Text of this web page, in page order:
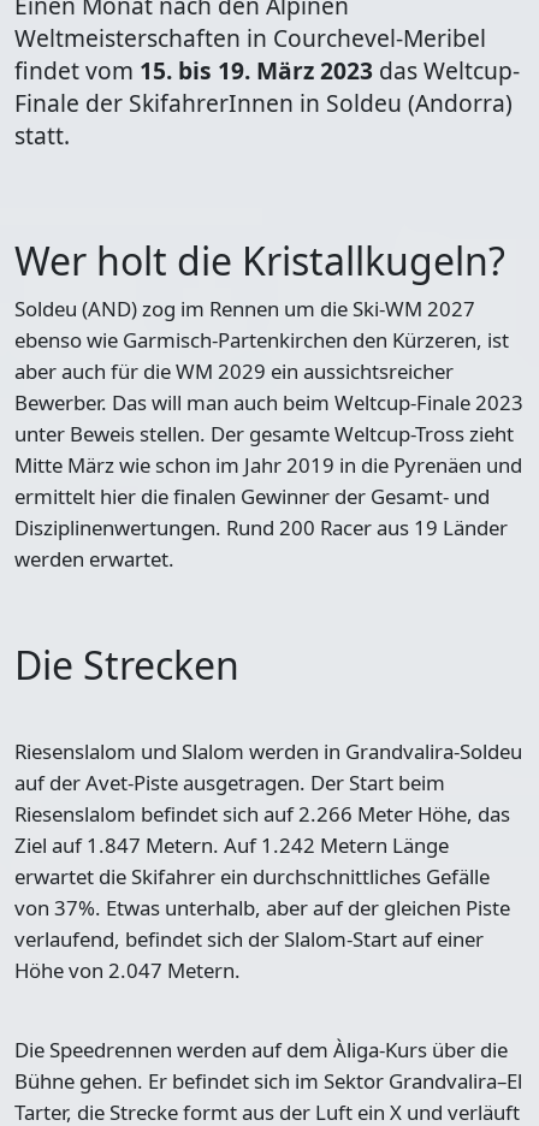
Weltmeisterschaften in Courchevel-Meribel
findet vom 15. bis 19. März 2023 das Weltcup-
Finale der SkifahrerInnen in Soldeu (Andorra)
statt.
Wer holt die Kristallkugeln?
Soldeu (AND) zog im Rennen um die Ski-WM 2027
ebenso wie Garmisch-Partenkirchen den Kürzeren, ist
aber auch für die WM 2029 ein aussichtsreicher
Bewerber. Das will man auch beim Weltcup-Finale 2023
unter Beweis stellen. Der gesamte Weltcup-Tross zieht
Mitte März wie schon im Jahr 2019 in die Pyrenäen und
ermittelt hier die finalen Gewinner der Gesamt- und
Disziplinenwertungen. Rund 200 Racer aus 19 Länder
werden erwartet.
Die Strecken
Riesenslalom und Slalom werden in Grandvalira-Soldeu
auf der Avet-Piste ausgetragen. Der Start beim
Riesenslalom befindet sich auf 2.266 Meter Höhe, das
Ziel auf 1.847 Metern. Auf 1.242 Metern Länge
erwartet die Skifahrer ein durchschnittliches Gefälle
von 37%. Etwas unterhalb, aber auf der gleichen Piste
verlaufend, befindet sich der Slalom-Start auf einer
Höhe von 2.047 Metern.
Die Speedrennen werden auf dem Àliga-Kurs über die
Bühne gehen. Er befindet sich im Sektor Grandvalira–El
Tarter, die Strecke formt aus der Luft ein X und verläuft